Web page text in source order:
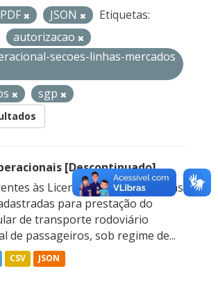
PDF JSON
Etiquetas:
autorizacao
secoes-linhas-mercados
sgp
[Descontinuado]
às Licenças Operacionais das
para prestação do
de transporte rodoviário
de passageiros, sob regime de...
CSV JSON